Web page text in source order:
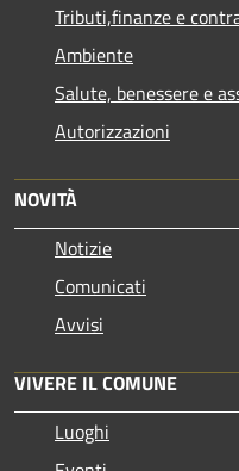
Tributi,finanze e
Ambiente
Salute, benessere e
Autorizzazioni
NOVITÀ
Notizie
Comunicati
Avvisi
VIVERE IL COMUNE
Luoghi